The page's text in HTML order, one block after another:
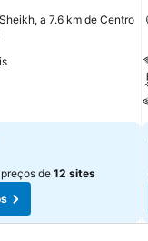
a 7.6 km de Centro
de12 sites